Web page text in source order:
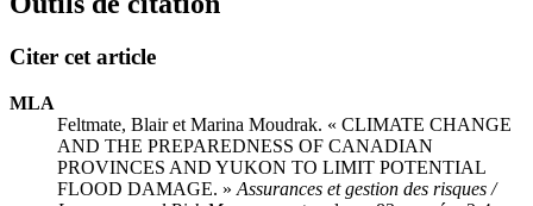
Citer cet article
MLA
Feltmate, Blair et Marina Moudrak. « CLIMATE CHANGE
AND THE PREPAREDNESS OF CANADIAN
PROVINCES AND YUKON TO LIMIT POTENTIAL
FLOOD DAMAGE. » Assurances et gestion des risques /